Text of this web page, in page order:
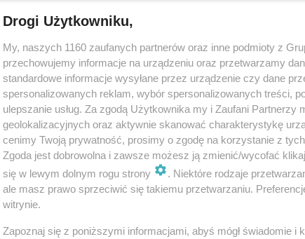
Drogi Użytkowniku,
My, naszych 1160 zaufanych partnerów oraz inne podmioty z
przechowujemy informacje na urządzeniu oraz przetwarzamy
standardowe informacje wysyłane przez urządzenie czy dane
spersonalizowanych reklam, wybór spersonalizowanych treści,
ulepszanie usług. Za zgodą Użytkownika my i Zaufani Partnerzy
geolokalizacyjnych oraz aktywnie skanować charakterystykę
cenimy Twoją prywatność, prosimy o zgodę na korzystanie z
Zgoda jest dobrowolna i zawsze możesz ją zmienić/wycofać
się w lewym dolnym rogu strony
. Niektóre rodzaje
ale masz prawo sprzeciwić się takiemu przetwarzaniu.
witrynie.
Zapoznaj się z poniższymi informacjami, abyś mógł świadomie